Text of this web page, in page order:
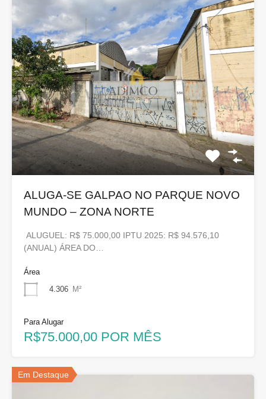
ALUGA-SE GALPAO NO PARQUE NOVO
MUNDO – ZONA NORTE
ALUGUEL: R$ 75.000,00 IPTU 2025: R$ 94.576,10
(ANUAL) ÁREA DO…
Área
4.306 M²
Para Alugar
R$75.000,00 POR MÊS
Em Destaque